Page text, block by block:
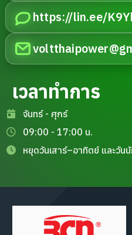
https://lin.ee/
เวลาทำการ
จันทร์ - ศุกร์
09:00 - 17:00 น.
หยุดวันเสาร์–อาทิตย์ และวัน